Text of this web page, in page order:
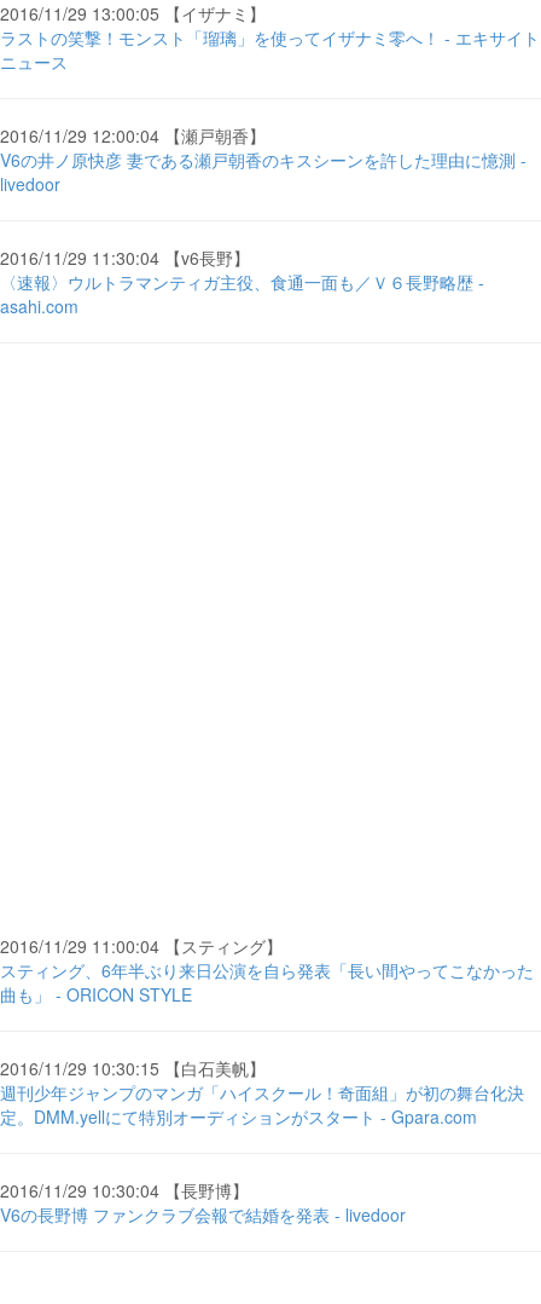
2016/11/29 13:00:05 【イザナミ】
ラストの笑撃！モンスト「瑠璃」を使ってイザナミ零へ！ - エキサイト
ニュース
2016/11/29 12:00:04 【瀬戸朝香】
V6の井ノ原快彦 妻である瀬戸朝香のキスシーンを許した理由に憶測 -
livedoor
2016/11/29 11:30:04 【v6長野】
〈速報〉ウルトラマンティガ主役、食通一面も／Ｖ６長野略歴 -
asahi.com
2016/11/29 11:00:04 【スティング】
スティング、6年半ぶり来日公演を自ら発表「長い間やってこなかった
曲も」 - ORICON STYLE
2016/11/29 10:30:15 【白石美帆】
週刊少年ジャンプのマンガ「ハイスクール！奇面組」が初の舞台化決
定。DMM.yellにて特別オーディションがスタート - Gpara.com
2016/11/29 10:30:04 【長野博】
V6の長野博 ファンクラブ会報で結婚を発表 - livedoor